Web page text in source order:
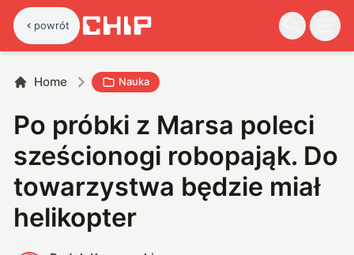
powrót
Home Nauka
Po próbki z Marsa poleci
sześcionogi robopająk. Do
towarzystwa będzie miał
helikopter